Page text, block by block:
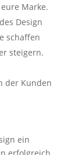
Marke.
Design
schaffen
steigern.
der Kunden
ein
erfolgreich